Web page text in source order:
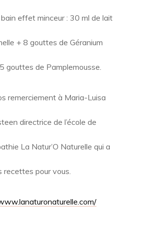
bain effet minceur : 30 ml de lait
+ 8 gouttes de Géranium
gouttes de Pamplemousse.
remerciement à Maria-Luisa
directrice de l’école de
La Natur’O Naturelle qui a
recettes pour vous.